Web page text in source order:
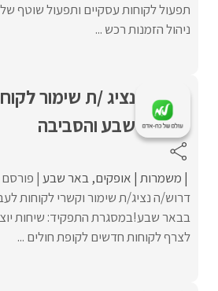
תפעול לקוחות עסקיים ותפעול שוטף
ניהול הזמנות רכש ...
נציג /ת שימור
שבע והסביבה
משמרות אופקים באר שבע פורסם
דרוש/ה נציג/ת שימור וקשרי לקוחות
בבאר שבע!במסגרת התפקיד: שיחות
לצרף לקוחות חדשים לקופת חולים ...